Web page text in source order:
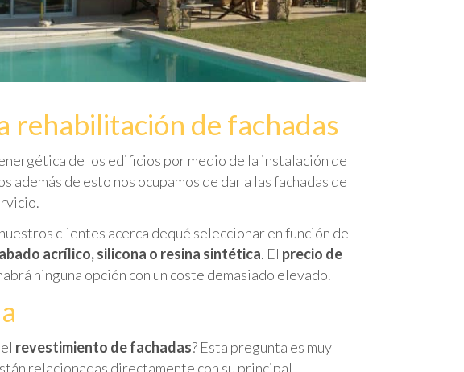
rehabilitación de fachadas
de los edificios por medio de la instalación de
además de esto nos ocupamos de dar a las fachadas de
clientes acerca dequé seleccionar en función de
acrílico, silicona o resina sintética. El precio de
ninguna opción con un coste demasiado elevado.
revestimiento de fachadas? Esta pregunta es muy
relacionadas directamente con su principal